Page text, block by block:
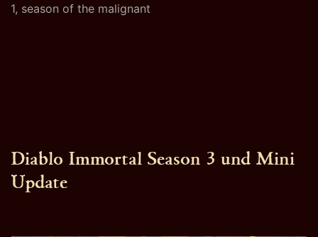
1, season of the malignant
Diablo Immortal Season 3 und Mini
Update